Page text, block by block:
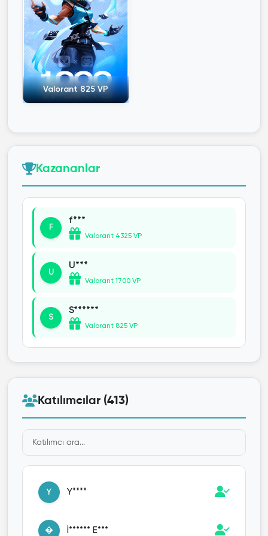
Valorant 825 VP
Kazananlar
F
f***
Valorant 4325 VP
U
U***
Valorant 1700 VP
S
S******
Valorant 825 VP
Katılımcılar (413)
Y Y****
� İ****** E***